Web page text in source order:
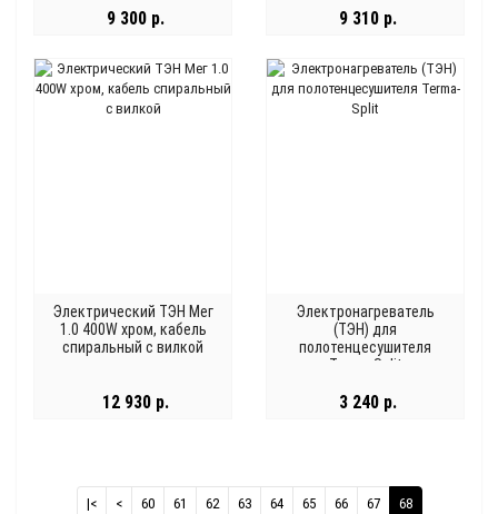
9 300 р. 9 310 р.
Электрический ТЭН Мег
1.0 400W хром, кабель
спиральный с вилкой
12 930 р.
Электронагреватель
(ТЭН) для
полотенцесушителя
Terma-Split
3 240 р.
|< < 60 61 62 63 64 65 66 67 68